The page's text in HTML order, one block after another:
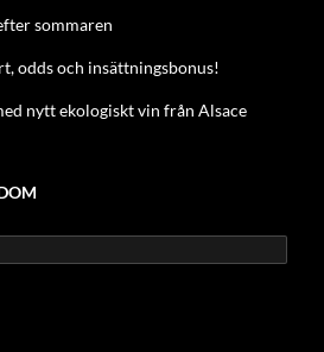
sommaren
odds och insättningsbonus!
nytt ekologiskt vin från Alsace